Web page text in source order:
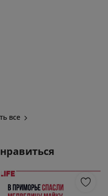
все